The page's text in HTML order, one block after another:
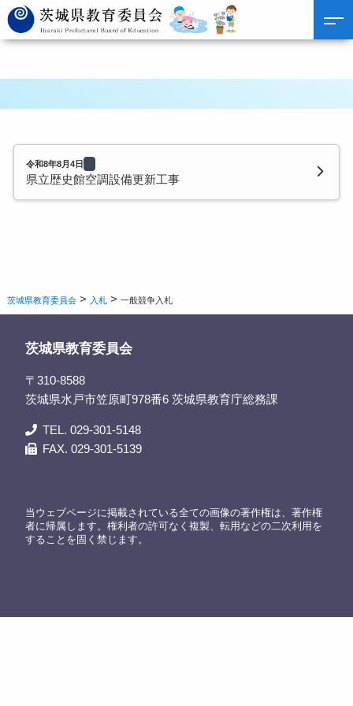
令和8年8月4日
県立歴史館空調設備更新工事
茨城県教育委員会 > 入札 >一般競争入札
茨城県教育委員会
〒310-8588
茨城県水戸市笠原町978番6 茨城県教育庁総務課
TEL. 029-301-5148
FAX. 029-301-5139
当ウェブページに掲載されている全ての画像の著作権は、著作権
者に帰属します。権利者の許可なく複製、転用などの二次利用を
することを固く禁じます。